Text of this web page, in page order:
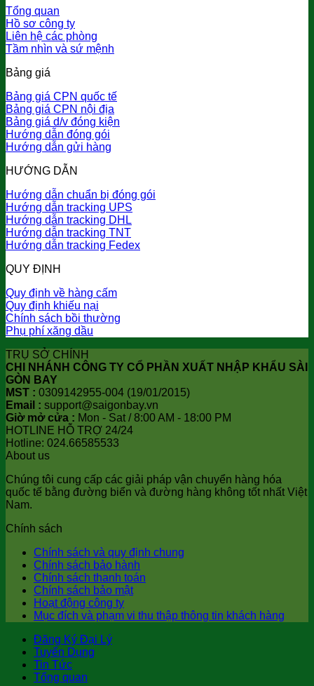
Tổng quan
Hồ sơ công ty
Liên hệ các phòng
Tầm nhìn và sứ mệnh
Bảng giá
Bảng giá CPN quốc tế
Bảng giá CPN nội địa
Bảng giá d/v đóng kiện
Hướng dẫn đóng gói
Hướng dẫn gửi hàng
HƯỚNG DẪN
Hướng dẫn chuẩn bị đóng gói
Hướng dẫn tracking UPS
Hướng dẫn tracking DHL
Hướng dẫn tracking TNT
Hướng dẫn tracking Fedex
QUY ĐỊNH
Quy định về hàng cấm
Quy định khiếu nại
Chính sách bồi thường
Phụ phí xăng dầu
TRỤ SỞ CHÍNH
CHI NHÁNH CÔNG TY CỔ PHẦN XUẤT NHẬP KHẨU SÀI
GÒN BAY
MST : 0309142955-004 (19/01/2015)
Email : support@saigonbay.vn
Giờ mở cửa : Mon - Sat / 8:00 AM - 18:00 PM
HOTLINE HỖ TRỢ 24/24
Hotline: 024.66585533
About us
Chúng tôi cung cấp các giải pháp vận chuyển hàng hóa
quốc tế bằng đường biển và đường hàng không tốt nhất Việt
Nam.
Chính sách
Chính sách và quy định chung
Chính sách bảo hành
Chính sách thanh toán
Chính sách bảo mật
Hoạt động công ty
Mục đích và phạm vi thu thập thông tin khách hàng
Đăng Ký Đại Lý
Tuyển Dụng
Tin Tức
Tổng quan